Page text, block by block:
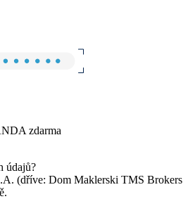
zdarma
údajů?
(dříve: Dom Maklerski TMS Brokers